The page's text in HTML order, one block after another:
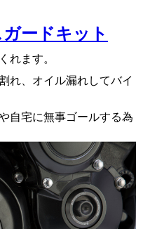
ードキット
れます。
れ、オイル漏れしてバイ
自宅に無事ゴールする為